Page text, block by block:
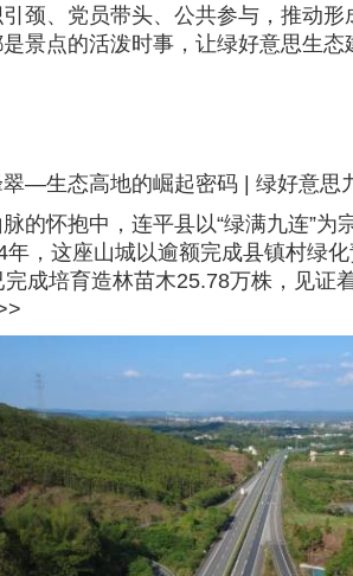
颈、党员带头、公共参与，推动
景点的活泼时事，让绿好意思生态
翠—生态高地的崛起密码 | 绿好意
的怀抱中，连平县以“绿满九连”为
年，这座山城以逾额完成县镇村绿
成培育造林苗木25.78万株，见证